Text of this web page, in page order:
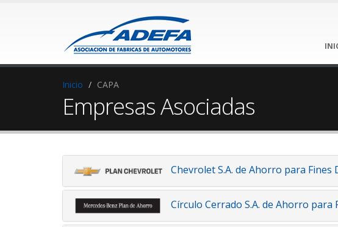
Inicio CAPA
Empresas Asociadas
Chevrolet S.A. de Ahorro para Fines
Círculo Cerrado S.A. de Ahorro para